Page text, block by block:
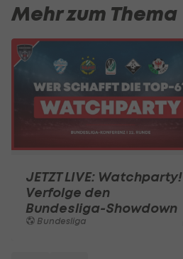
Mehr zum Thema
JETZT LIVE: Watchparty!
Verfolge den
Bundesliga-Showdown
Bundesliga